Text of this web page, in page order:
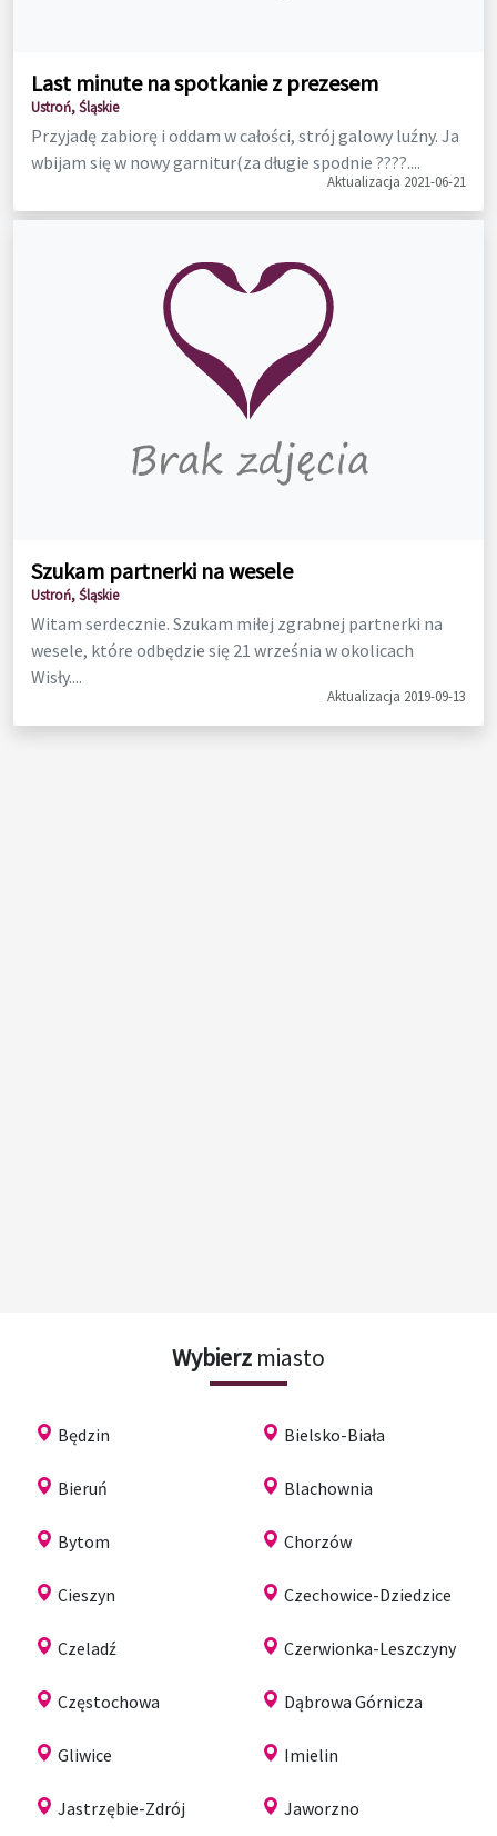
Last minute na spotkanie z prezesem
Ustroń, Śląskie
Przyjadę zabiorę i oddam w całości, strój galowy luźny. Ja
wbijam się w nowy garnitur(za długie spodnie ????....
Aktualizacja 2021-06-21
Szukam partnerki na wesele
Ustroń, Śląskie
Witam serdecznie. Szukam miłej zgrabnej partnerki na
wesele, które odbędzie się 21 września w okolicach
Wisły....
Aktualizacja 2019-09-13
Wybierz miasto
Będzin Bielsko-Biała
Bieruń Blachownia
Bytom Chorzów
Cieszyn Czechowice-Dziedzice
Czeladź Czerwionka-Leszczyny
Częstochowa Dąbrowa Górnicza
Gliwice Imielin
Jastrzębie-Zdrój Jaworzno